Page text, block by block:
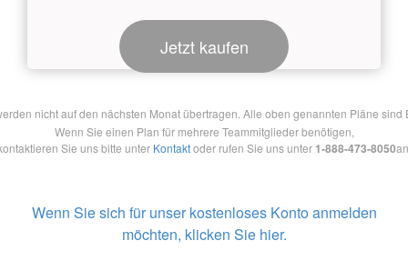
Jetzt kaufen
nicht auf den nächsten Monat übertragen. Alle oben genannten Pläne
Wenn Sie einen Plan für mehrere Teammitglieder benötigen,
Sie uns bitte unter Kontaktoder rufen Sie uns unter 1-888-473-8050
Wenn Sie sich für unser kostenloses Konto anmelden
möchten, klicken Sie hier.